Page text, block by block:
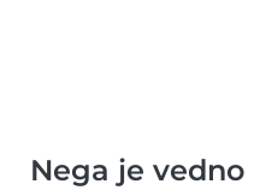
Nega je